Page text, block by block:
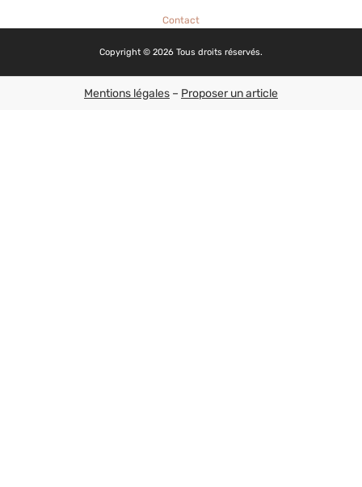
Contact
Copyright © 2026 Tous droits réservés.
Mentions légales – Proposer un article